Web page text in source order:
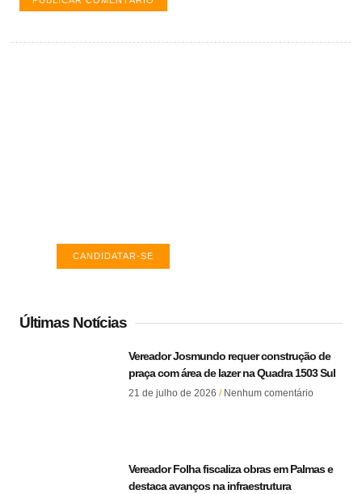
CANDIDATAR-SE
Últimas Notícias
Vereador Josmundo requer construção de
praça com área de lazer na Quadra 1503 Sul
21 de julho de 2026 Nenhum comentário
Vereador Folha fiscaliza obras em Palmas e
destaca avanços na infraestrutura